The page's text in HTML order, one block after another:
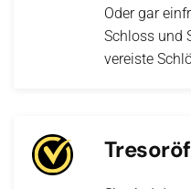
Oder gar
Schloss und
vereiste